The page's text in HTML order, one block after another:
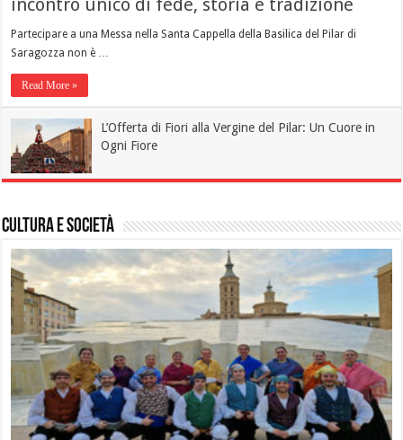
incontro unico di fede, storia e tradizione
Partecipare a una Messa nella Santa Cappella della Basilica del Pilar di
Saragozza non è …
Read More »
L’Offerta di Fiori alla Vergine del Pilar: Un Cuore in
Ogni Fiore
Cultura e Società